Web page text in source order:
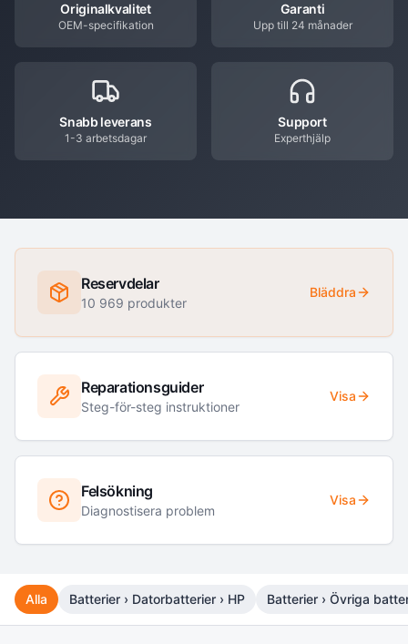
Originalkvalitet
OEM-specifikation
Garanti
Upp till 24 månader
Snabb leverans
1-3 arbetsdagar
Support
Experthjälp
Reservdelar
10 969 produkter
Bläddra
Reparationsguider
Steg-för-steg instruktioner
Visa
Felsökning
Diagnostisera problem
Visa
Alla Batterier › Datorbatterier › HP Batterier › Övriga